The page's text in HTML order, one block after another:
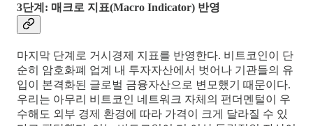
3단계: 매크로 지표(Macro Indicator) 반영
마지막 단계로 거시경제 지표를 반영한다. 비트코인이 단
순히 암호화폐 업계 내 투자자산에서 벗어나 기관들의 유
입이 본격화된 글로벌 금융자산으로 변모했기 때문이다.
우리는 아무리 비트코인 네트워크 자체의 펀더멘털이 우
수해도 외부 경제 환경에 따라 가격이 크게 달라질 수 있